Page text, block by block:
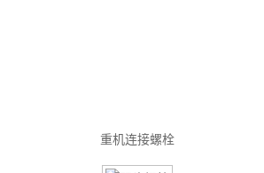
重机连接螺栓